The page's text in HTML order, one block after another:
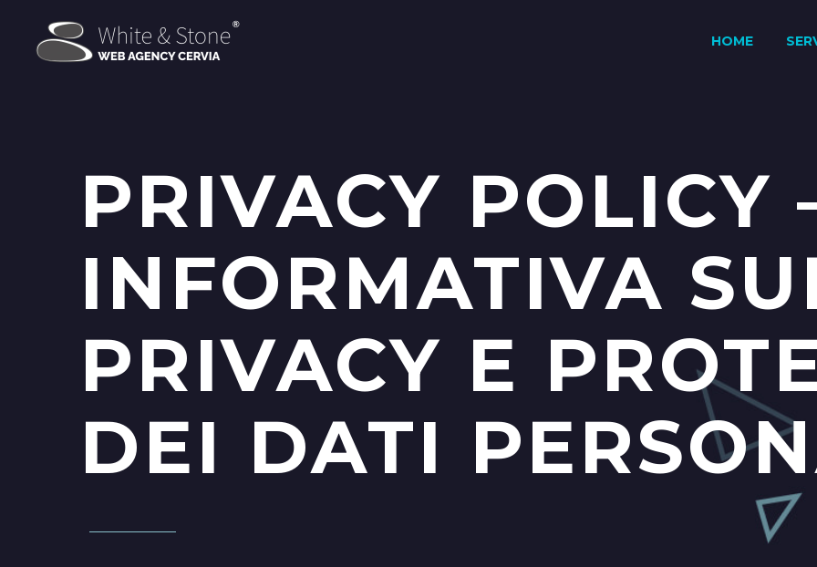
HOME
PRIVACY POLICY
INFORMATIVA
PRIVACY E
DEI DATI